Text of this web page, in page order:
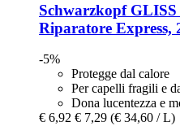
SchwarzkopfGLISS
Riparatore Express,
-5%
Protegge dal calore
Per capelli fragili e
Dona lucentezza e
€ 6,92 € 7,29 (€ 34,60 / L)